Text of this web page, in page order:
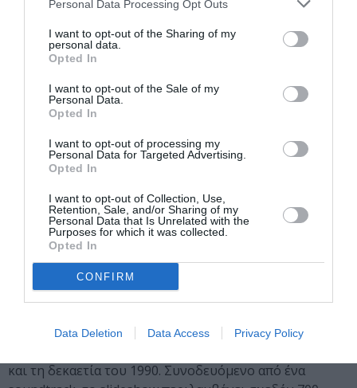
Personal Data Processing Opt Outs
I want to opt-out of the Sharing of my
personal data.
Opted In
I want to opt-out of the Sale of my
Personal Data.
Opted In
I want to opt-out of processing my
Personal Data for Targeted Advertising.
Opted In
I want to opt-out of Collection, Use,
Retention, Sale, and/or Sharing of my
Personal Data that Is Unrelated with the
Purposes for which it was collected.
Opted In
CONFIRM
Data Deletion Data Access Privacy Policy
και οι εικόνες στοFire Leapδημιουργούν μια σύνθετη
αλληλεπίδραση στην οποία η καλλιτέχνης εισχωρεί
τραγουδιών. Το κτίριο για το έργο αυτό σχεδιάστηκε
από την Hala Wardé και είναι βασισμένο σε ένα
Goldin. Courtesy the artist
Η Μπαλάντα της Σεξουαλικής Εξάρτησης
Το magnum opus της Ναν Γκόλντιν
Provincetown, το Βερολίνο και το Λονδίνο, ξεκινώντας
και τη δεκαετία του 1990. Συνοδευόμενο από ένα